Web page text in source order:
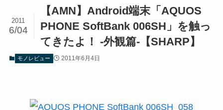
【AMN】Android端末「AQUOS
PHONE SoftBank 006SH」を触っ
てきたよ！ -外観篇-【SHARP】
2011
6/04
モノレビュー 2011年6月4日